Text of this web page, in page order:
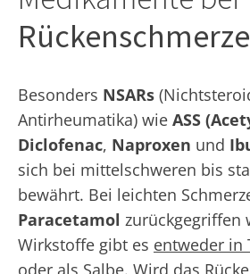
Besonders NSARs
Antirheumatika) wie ASS
Diclofenac, Naproxen und
sich bei mittelschweren bis
bewährt. Bei leichten
Paracetamol zurückgegriffen
Wirkstoffe gibt es entweder in
oder als Salbe. Wird das